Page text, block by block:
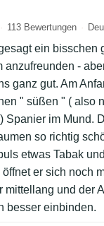
Nivius
113 Bewertungen
ein bisschen
anzufreunden -
ganz gut. Am
" süßen " ( also
Spanier im Mund.
so richtig
etwas Tabak
er sich noch
mittellang und der
besser einbinden.